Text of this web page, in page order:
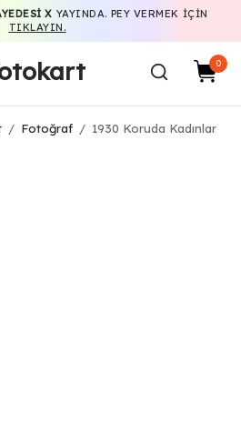
X YAYINDA. PEY VERMEK IÇIN
TIKLAYIN.
0
/ Fotoğraf / 1930 Koruda Kadınlar